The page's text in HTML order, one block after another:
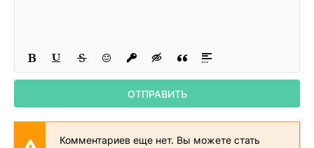
ОТПРАВИТЬ
Комментариев еще нет. Вы можете стать